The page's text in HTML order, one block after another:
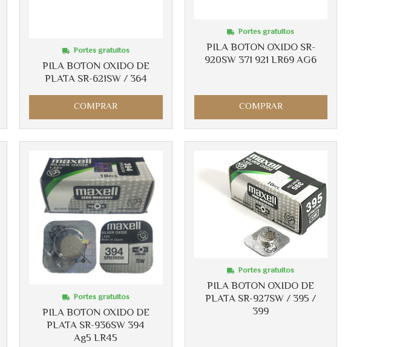
PILA BOTON OXIDO DE
PLATA SR-621SW / 364
Portes gratuitos
COMPRAR
PILA BOTON OXIDO SR-
920SW 371 921 LR69 AG6
Portes gratuitos
COMPRAR
PILA BOTON OXIDO DE
PLATA SR-936SW 394
Ag5 LR45
Portes gratuitos
PILA BOTON OXIDO DE
PLATA SR-927SW / 395 /
399
Portes gratuitos